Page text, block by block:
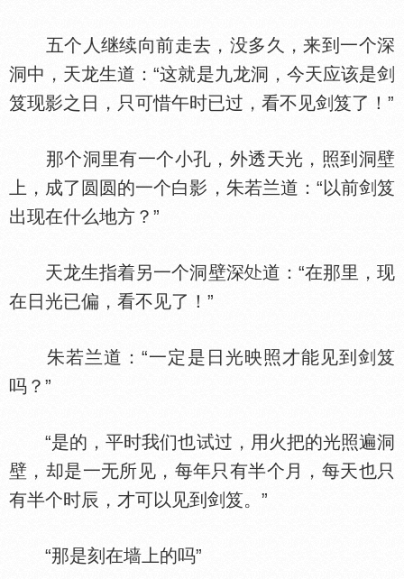
五个人继续向前走去，没多久，来到一个深
洞中，天龙生道：“这就是九龙洞，今天应该是剑
笈现影之日，只可惜午时已过，看不见剑笈了！”
那个洞里有一个小孔，外透天光，照到洞壁
上，成了圆圆的一个白影，朱若兰道：“以前剑笈
出现在什么地方？”
天龙生指着另一个洞壁深
道：“在那里，现
在日光已偏，看不见了！”
朱若兰道：“一定是日光映照才能见到剑笈
吗？”
“是的，平时我们也试过，用火把的光照遍洞
壁，却是一无所见，每年只有半个月，每天也只
有半个时辰，才可以见到剑笈。”
“那是刻在墙上的吗”